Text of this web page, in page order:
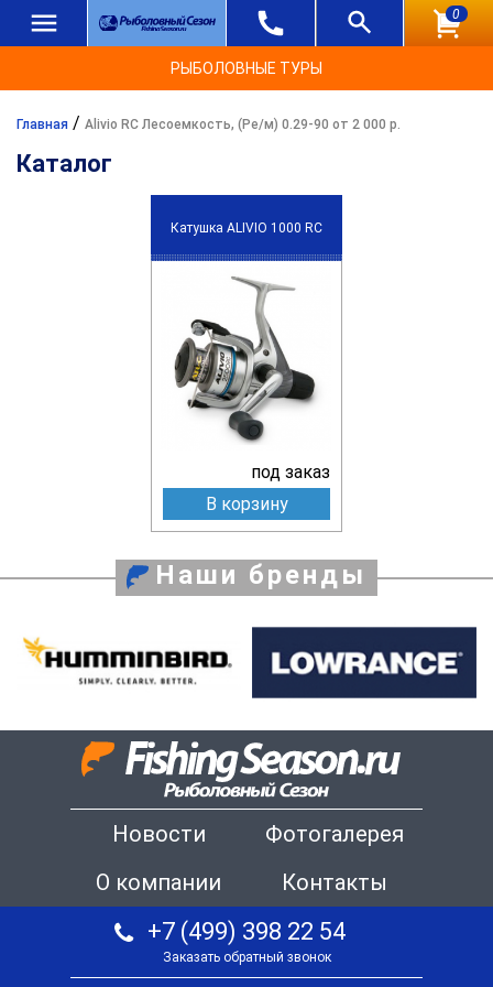
0
РЫБОЛОВНЫЕ ТУРЫ
Главная / Alivio RC Лесоемкость, (Ре/м) 0.29-90 от 2 000 р.
Каталог
Катушка ALIVIO 1000 RC
под заказ
В корзину
Наши бренды
Новости
Фотогалерея
О компании
Контакты
+7 (499) 398 22 54
Заказать обратный звонок